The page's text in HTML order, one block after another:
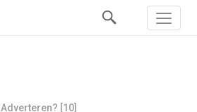
Adverteren? [10]